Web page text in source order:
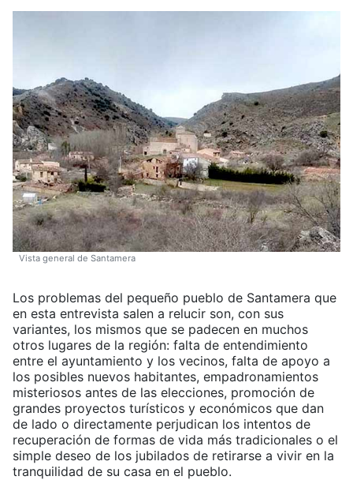
Vista general de Santamera
Los problemas del pequeño pueblo de Santamera que
en esta entrevista salen a relucir son, con sus
variantes, los mismos que se padecen en muchos
otros lugares de la región: falta de entendimiento
entre el ayuntamiento y los vecinos, falta de apoyo a
los posibles nuevos habitantes, empadronamientos
misteriosos antes de las elecciones, promoción de
grandes proyectos turísticos y económicos que dan
de lado o directamente perjudican los intentos de
recuperación de formas de vida más tradicionales o el
simple deseo de los jubilados de retirarse a vivir en la
tranquilidad de su casa en el pueblo.